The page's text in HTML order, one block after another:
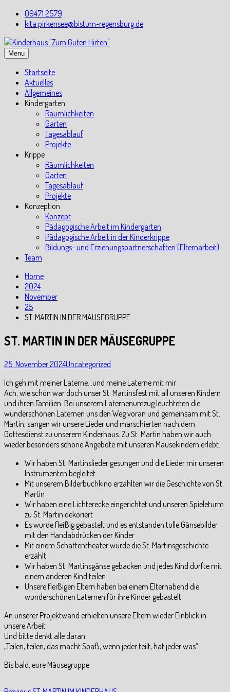
Skip
09471 2579
kita.pirkensee@bistum-regensburg.de
Menu
Startseite
Aktuelles
Allgemeines
Kindergarten
Räumlichkeiten
Garten
Tagesablauf
Projekte
Krippe
Räumlichkeiten
Garten
Tagesablauf
Projekte
Konzeption
Konzept
Pädagogische Arbeit im Kindergarten
Pädagogische Arbeit in der Kinderkrippe
Bildungs- und Erziehungspartnerschaften (Elternarbeit)
Team
Home
2024
November
25
ST. MARTIN IN DER MÄUSEGRUPPE
ST. MARTIN IN DER MÄUSEGRUPPE
25. November 2024Uncategorized
Ich geh mit meiner Laterne…und meine Laterne mit mir
Ach, wie schön war doch unser St. Martinsfest mit all unseren Kindern
und ihren Familien. Bei unserem Laternenumzug leuchteten die
wunderschönen Laternen uns den Weg voran und gemeinsam mit St.
Martin, sangen wir unsere Lieder und marschierten nach dem
Gottesdienst zu unserem Kinderhaus. Zu St. Martin haben wir auch
wieder besonders schöne Angebote mit unseren Mäusekindern erlebt.
Wir haben St. Martinslieder gesungen und die Lieder mir unseren
Instrumenten begleitet
⁠Mit unserem Bilderbuchkino erzählten wir die Geschichte von St.
Martin
⁠Wir haben eine Lichterecke eingerichtet und unseren Spieleturm
zu St. Martin dekoriert
⁠Es wurde fleißig gebastelt und es entstanden tolle Gänsebilder
mit den Handabdrücken der Kinder
⁠Mit einem Schattentheater wurde die St. Martinsgeschichte
erzählt
⁠Wir haben St. Martinsgänse gebacken und jedes Kind durfte mit
einem anderen Kind teilen
⁠Unsere fleißigen Eltern haben bei einem Elternabend die
wunderschönen Laternen für ihre Kinder gebastelt
An unserer Projektwand erhielten unsere Eltern wieder Einblick in
unsere Arbeit
Und bitte denkt alle daran:
„Teilen, teilen, das macht Spaß, wenn jeder teilt, hat jeder was“
Bis bald, eure Mäusegruppe